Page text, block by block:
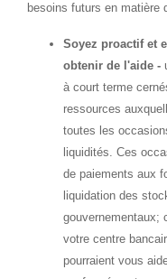
besoins futurs en matière
Soyez proactif et
obtenir de l'aide -
à court terme
ressources
toutes les
liquidités. Ces
de paiements aux
liquidation des
gouvernementaux;
votre centre
pourraient vous